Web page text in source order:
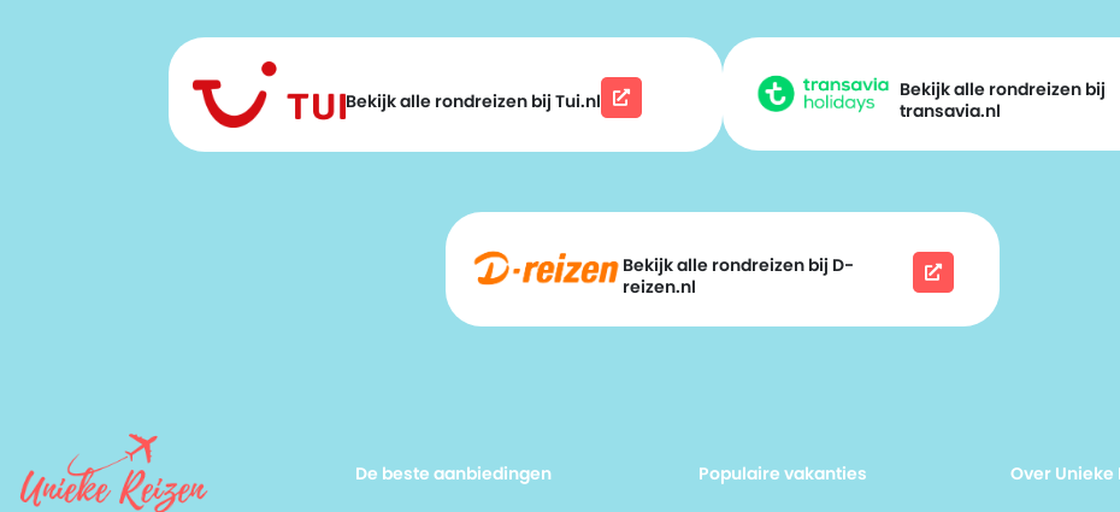
Bekijk alle rondreizen bij Tui.nl
Bekijk alle rondreizen bij
transavia.nl
Bekijk alle rondreizen bij D-
reizen.nl
De beste aanbiedingen Populaire vakanties Over Unieke